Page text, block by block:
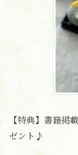
【特典】書籍掲
ゼント♪